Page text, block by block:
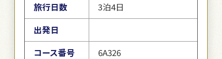
旅行日数
3泊4日
出発日
コース番号
6A326